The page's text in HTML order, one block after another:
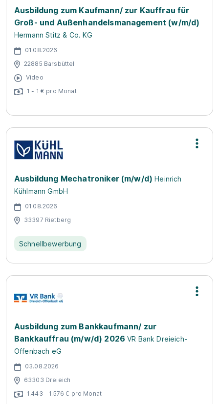
Ausbildung zum Kaufmann/ zur Kauffrau für
Groß- und Außenhandelsmanagement (w/m/d)
Hermann Stitz & Co. KG
01.08.2026
22885 Barsbüttel
Video
1 - 1 € pro Monat
Ausbildung Mechatroniker (m/w/d) Heinrich
Kühlmann GmbH
01.08.2026
33397 Rietberg
Schnellbewerbung
Ausbildung zum Bankkaufmann/ zur
Bankkauffrau (m/w/d) 2026 VR Bank Dreieich-
Offenbach eG
03.08.2026
63303 Dreieich
1.443 - 1.576 € pro Monat